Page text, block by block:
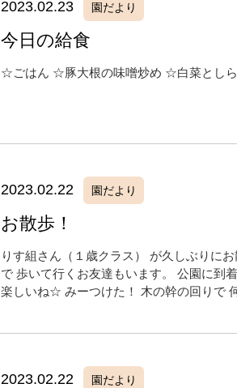
2023.02.23 園だより
今日の給食
☆ごはん ☆豚大根の味噌炒め ☆白菜とし
2023.02.22 園だより
お散歩！
りす組さん（１歳クラス） が久しぶりに
で 歩いて行くお友達もいます。 公園に到
楽しいね☆ みーつけた！ 木の幹の回りで
2023.02.22 園だより